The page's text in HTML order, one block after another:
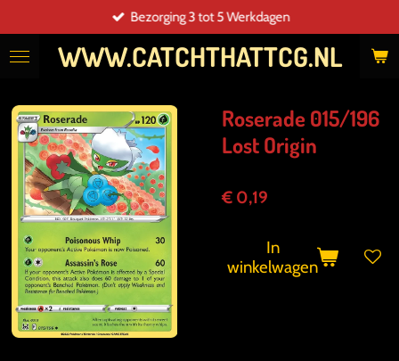
direct
naar
WWW.CATCHTHATTCG.NL
Bezorging 3 tot 5 Werkdagen
Roserade 015/196
Lost Origin
€ 0,19
In
winkelwagen